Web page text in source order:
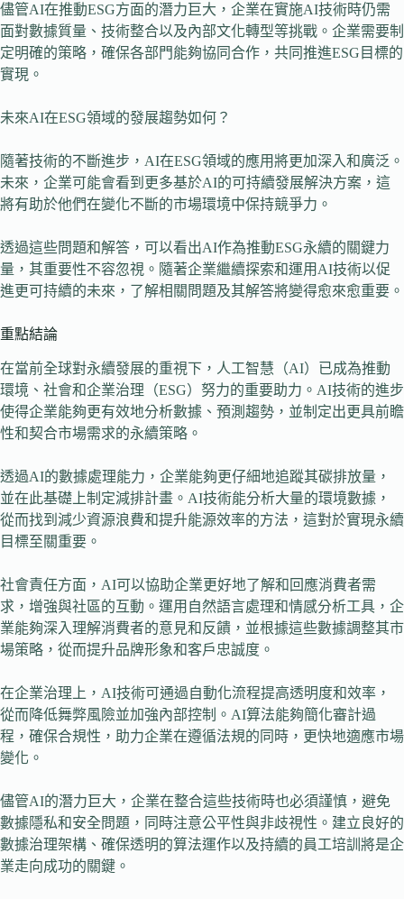
儘管AI在推動ESG方面的潛力巨大，企業在實施AI技術時仍需
面對數據質量、技術整合以及內部文化轉型等挑戰。企業需要制
定明確的策略，確保各部門能夠協同合作，共同推進ESG目標的
實現。
未來AI在ESG領域的發展趨勢如何？
隨著技術的不斷進步，AI在ESG領域的應用將更加深入和廣泛。
未來，企業可能會看到更多基於AI的可持續發展解決方案，這
將有助於他們在變化不斷的市場環境中保持競爭力。
透過這些問題和解答，可以看出AI作為推動ESG永續的關鍵力
量，其重要性不容忽視。隨著企業繼續探索和運用AI技術以促
進更可持續的未來，了解相關問題及其解答將變得愈來愈重要。
重點結論
在當前全球對永續發展的重視下，人工智慧（AI）已成為推動
環境、社會和企業治理（ESG）努力的重要助力。AI技術的進步
使得企業能夠更有效地分析數據、預測趨勢，並制定出更具前瞻
性和契合市場需求的永續策略。
透過AI的數據處理能力，企業能夠更仔細地追蹤其碳排放量，
並在此基礎上制定減排計畫。AI技術能分析大量的環境數據，
從而找到減少資源浪費和提升能源效率的方法，這對於實現永續
目標至關重要。
社會責任方面，AI可以協助企業更好地了解和回應消費者需
求，增強與社區的互動。運用自然語言處理和情感分析工具，企
業能夠深入理解消費者的意見和反饋，並根據這些數據調整其市
場策略，從而提升品牌形象和客戶忠誠度。
在企業治理上，AI技術可通過自動化流程提高透明度和效率，
從而降低舞弊風險並加強內部控制。AI算法能夠簡化審計過
程，確保合規性，助力企業在遵循法規的同時，更快地適應市場
變化。
儘管AI的潛力巨大，企業在整合這些技術時也必須謹慎，避免
數據隱私和安全問題，同時注意公平性與非歧視性。建立良好的
數據治理架構、確保透明的算法運作以及持續的員工培訓將是企
業走向成功的關鍵。